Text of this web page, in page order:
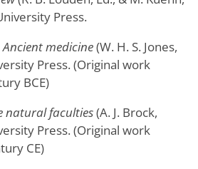
Press.
Ancient medicine(W. H. S. Jones,
Press. (Original work
BCE)
natural faculties(A. J. Brock,
Press. (Original work
CE)